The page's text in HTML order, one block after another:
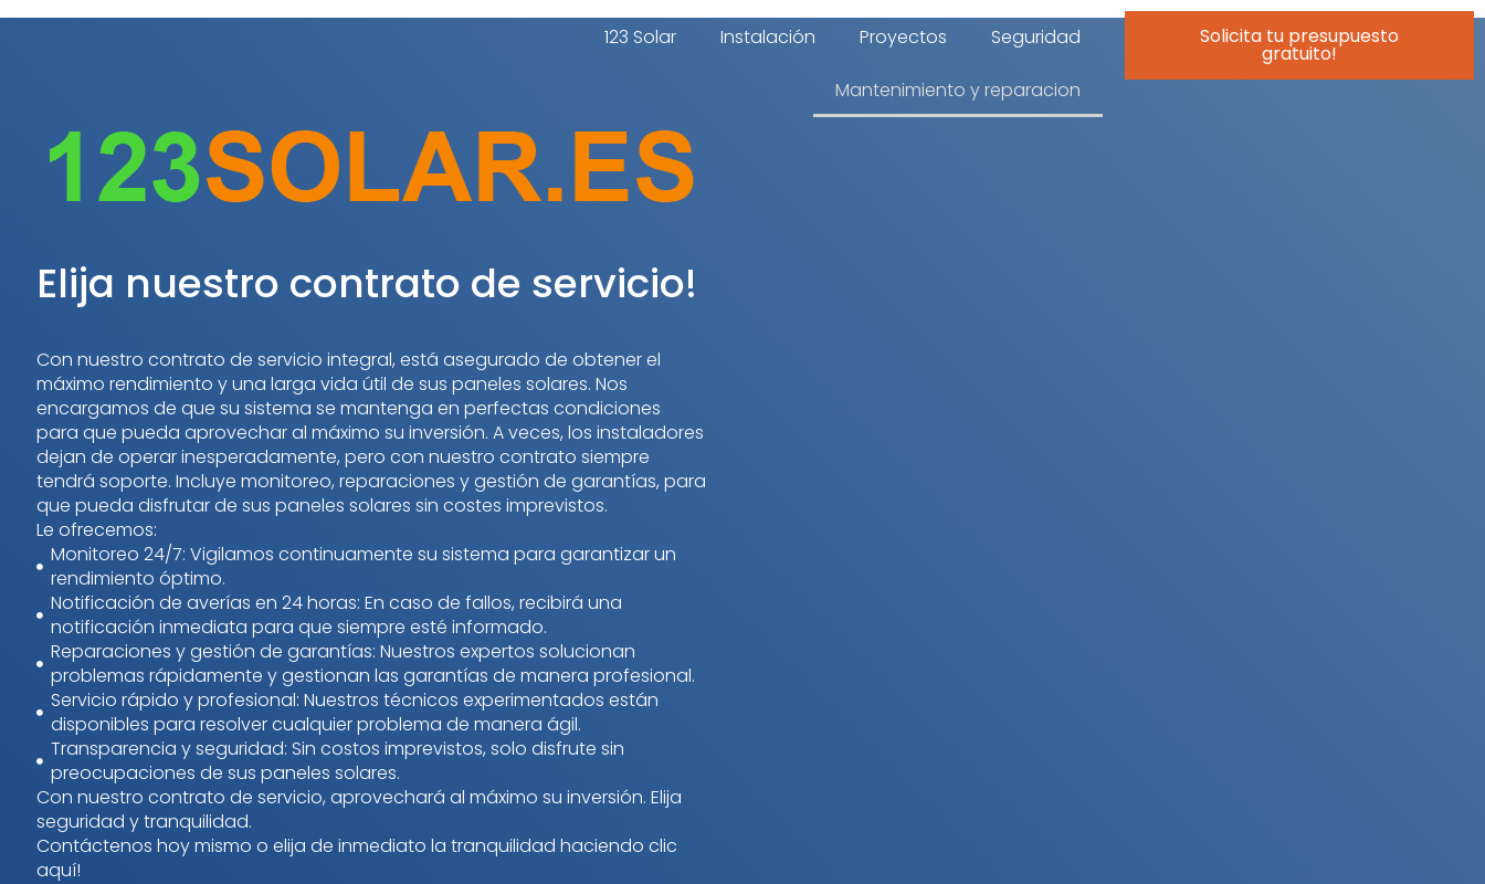
123 Solar Instalación Proyectos Seguridad
Mantenimiento y reparacion
Solicita tu presupuesto
gratuito!
Elija nuestro contrato de servicio!
Con nuestro contrato de servicio integral, está asegurado de obtener el
máximo rendimiento y una larga vida útil de sus paneles solares. Nos
encargamos de que su sistema se mantenga en perfectas condiciones
para que pueda aprovechar al máximo su inversión. A veces, los instaladores
dejan de operar inesperadamente, pero con nuestro contrato siempre
tendrá soporte. Incluye monitoreo, reparaciones y gestión de garantías, para
que pueda disfrutar de sus paneles solares sin costes imprevistos.
Le ofrecemos:
Monitoreo 24/7: Vigilamos continuamente su sistema para garantizar un
rendimiento óptimo.
Notificación de averías en 24 horas: En caso de fallos, recibirá una
notificación inmediata para que siempre esté informado.
Reparaciones y gestión de garantías: Nuestros expertos solucionan
problemas rápidamente y gestionan las garantías de manera profesional.
Servicio rápido y profesional: Nuestros técnicos experimentados están
disponibles para resolver cualquier problema de manera ágil.
Transparencia y seguridad: Sin costos imprevistos, solo disfrute sin
preocupaciones de sus paneles solares.
Con nuestro contrato de servicio, aprovechará al máximo su inversión. Elija
seguridad y tranquilidad.
Contáctenos hoy mismo o elija de inmediato la tranquilidad haciendo clic
aquí!